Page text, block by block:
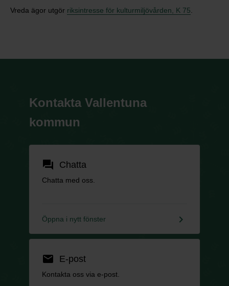
Vreda ägor utgör riksintresse för kulturmiljövården, K 75
Kontakta Vallentuna
kommun
forum Chatta
Chatta med oss.
Öppna i nytt fönster keyboard_arrow_right
email E-post
Kontakta oss via e-post.